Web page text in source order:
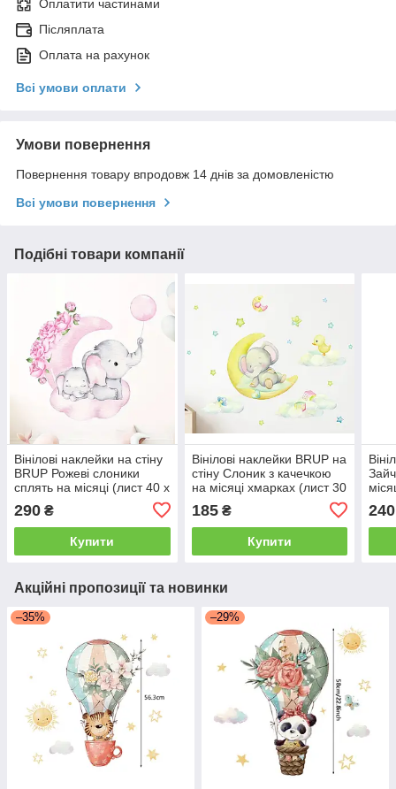
Оплатити частинами
Післяплата
Оплата на рахунок
Всі умови оплати
Умови повернення
Повернення товару впродовж 14 днів за домовленістю
Всі умови повернення
Подібні товари компанії
Вінілові наклейки на стіну
BRUP Рожеві слоники
сплять на місяці (лист 40 х
290 ₴
Купити
Вінілові наклейки BRUP на
стіну Слоник з качечкою
на місяці хмарках (лист 30
185₴
Купити
240
Акційні пропозиції та новинки
–35% –29%